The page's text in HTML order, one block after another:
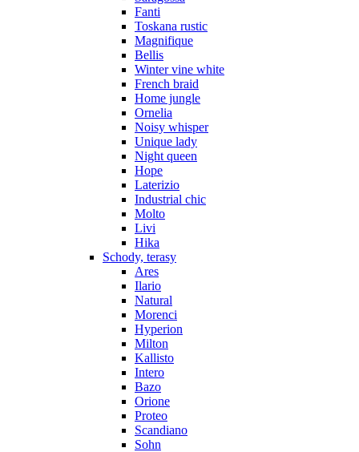
Fanti
Toskana rustic
Magnifique
Bellis
Winter vine white
French braid
Home jungle
Ornelia
Noisy whisper
Unique lady
Night queen
Hope
Laterizio
Industrial chic
Molto
Livi
Hika
Schody, terasy
Ares
Ilario
Natural
Morenci
Hyperion
Milton
Kallisto
Intero
Bazo
Orione
Proteo
Scandiano
Sohn